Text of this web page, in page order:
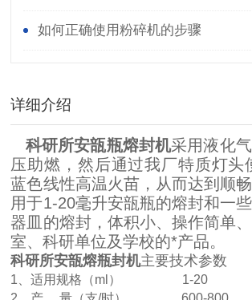
如何正确使用粉碎机的步骤
详细介绍
科研所安瓿瓶熔封机采用液化
压助燃，然后通过我厂特质灯头
蓝色线性高温火苗，从而达到顺
用于1-20毫升安瓿瓶的熔封和一
器皿的熔封，体积小、操作简单
室、科研单位及学校的*产品。
科研所安瓿熔瓶封机主要技术参数
1、适用规格（ml ）
1-20